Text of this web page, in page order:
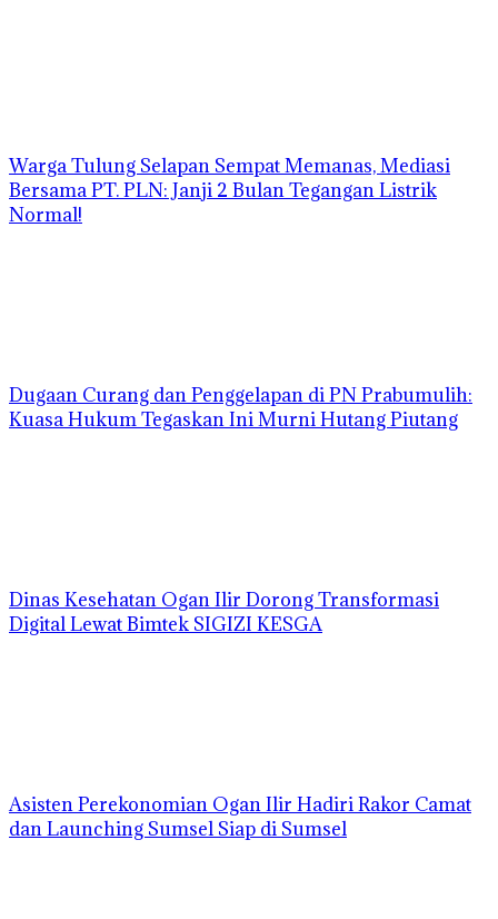
Warga Tulung Selapan Sempat Memanas, Mediasi
Bersama PT. PLN: Janji 2 Bulan Tegangan Listrik
Normal!
Dugaan Curang dan Penggelapan di PN Prabumulih:
Kuasa Hukum Tegaskan Ini Murni Hutang Piutang
Dinas Kesehatan Ogan Ilir Dorong Transformasi
Digital Lewat Bimtek SIGIZI KESGA
Asisten Perekonomian Ogan Ilir Hadiri Rakor Camat
dan Launching Sumsel Siap di Sumsel